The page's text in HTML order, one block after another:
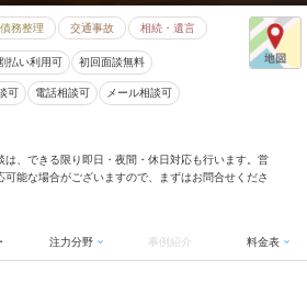
務整理 交通事故 相続・遺言
払い利用可 初回面談無料
可 電話相談可 メール相談可
は、できる限り即日・夜間・休日対応も行います。営
可能な場合がございますので、まずはお問合せくださ
注力分野 事例紹介 料金表